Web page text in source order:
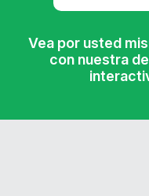
Vea por usted
con nuestra